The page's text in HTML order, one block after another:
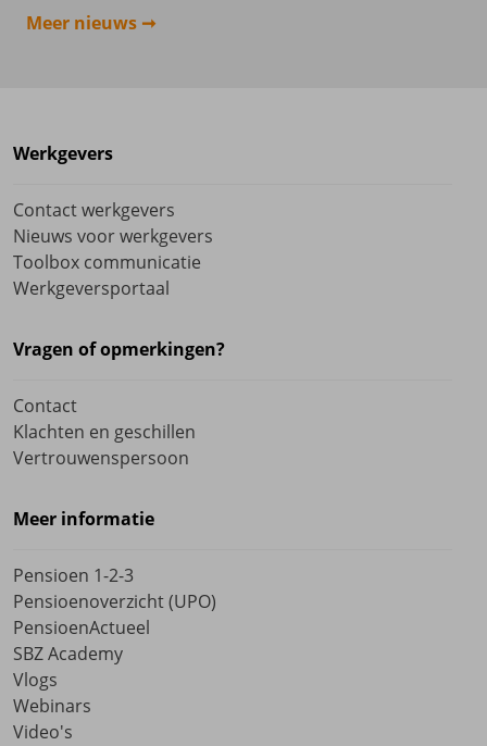
Meer nieuws
Werkgevers
Contact werkgevers
Nieuws voor werkgevers
Toolbox communicatie
Werkgeversportaal
Vragen of opmerkingen?
Contact
Klachten en geschillen
Vertrouwenspersoon
Meer informatie
Pensioen 1-2-3
Pensioenoverzicht (UPO)
PensioenActueel
SBZ Academy
Vlogs
Webinars
Video's